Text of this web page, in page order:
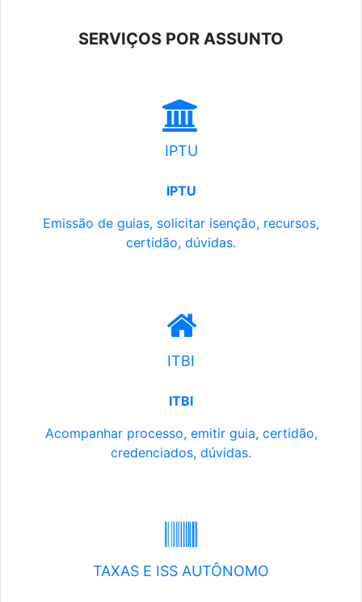
SERVIÇOS POR ASSUNTO
IPTU
IPTU
Emissão de guias, solicitar isenção, recursos,
certidão, dúvidas.
ITBI
ITBI
Acompanhar processo, emitir guia, certidão,
credenciados, dúvidas.
TAXAS E ISS AUTÔNOMO